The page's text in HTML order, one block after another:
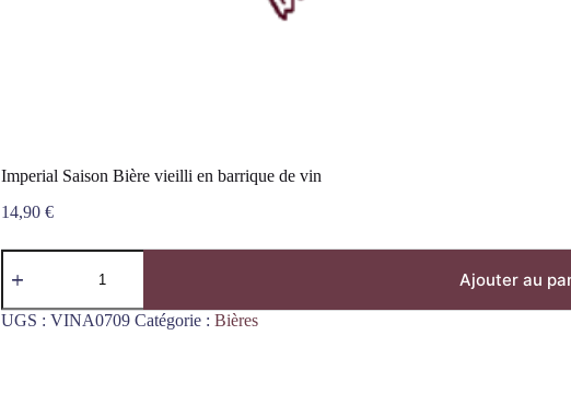
Imperial Saison Bière vieilli en barrique de vin
14,90 €
quantité
de
Saison
Bière
Ajouter au
UGS : VINA0709 Catégorie : Bières